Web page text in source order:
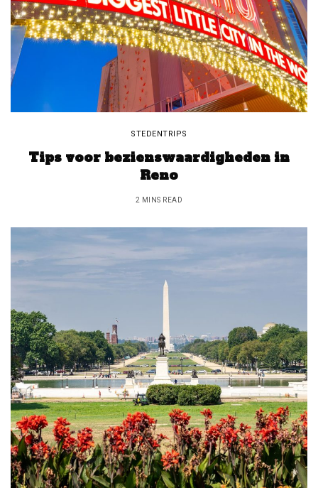
STEDENTRIPS
Tips voor bezienswaardigheden in
Reno
2 MINS READ